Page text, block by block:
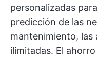
personalizadas
predicción de las
mantenimiento, las
ilimitadas. El